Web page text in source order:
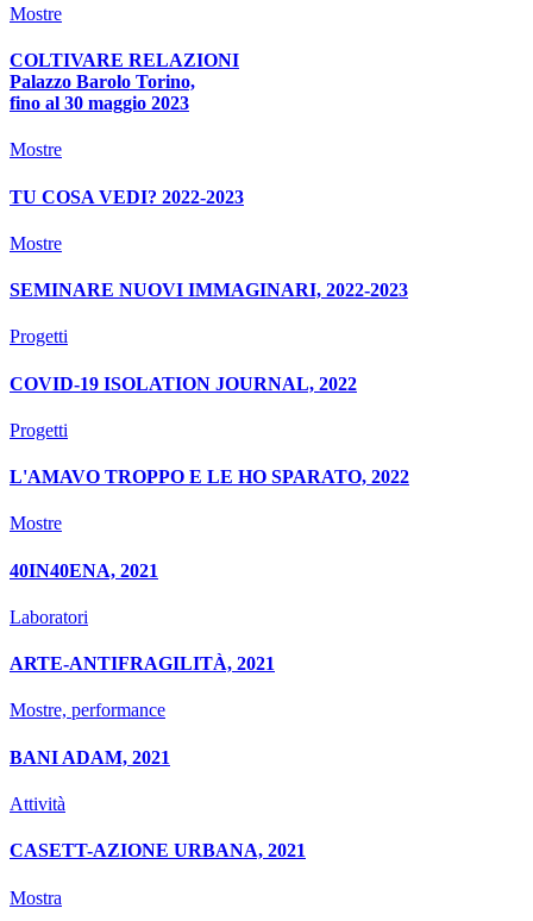
Mostre
COLTIVARE RELAZIONI
Palazzo Barolo Torino,
fino al 30 maggio 2023
Mostre
TU COSA VEDI? 2022-2023
Mostre
SEMINARE NUOVI IMMAGINARI, 2022-2023
Progetti
COVID-19 ISOLATION JOURNAL, 2022
Progetti
L'AMAVO TROPPO E LE HO SPARATO, 2022
Mostre
40IN40ENA, 2021
Laboratori
ARTE-ANTIFRAGILITÀ, 2021
Mostre, performance
BANI ADAM, 2021
Attività
CASETT-AZIONE URBANA, 2021
Mostra